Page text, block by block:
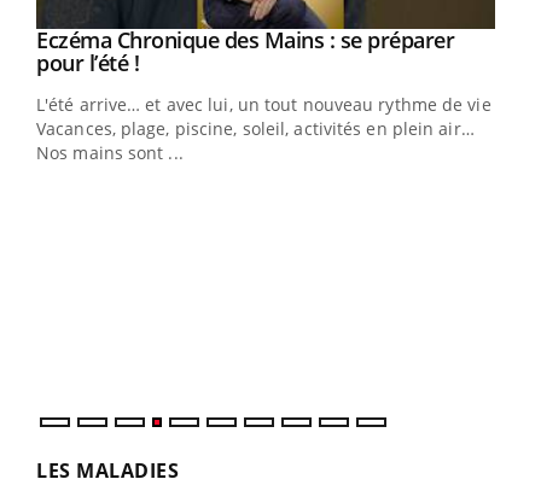
Youtube
Eczéma Chronique des Mains : se préparer
pour l’été !Youtube
L'été arrive… et avec lui, un tout nouveau rythme de vie !
Vacances, plage, piscine, soleil, activités en plein air…
Nos mains sont ...
LES MALADIES